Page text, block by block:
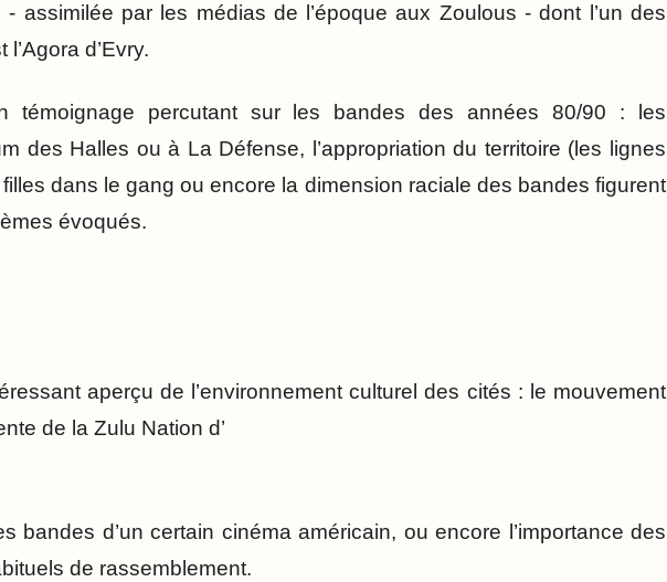
assimilée par les médias de l’époque aux Zoulous - dont l’un des
d’Evry.
témoignage percutant sur les bandes des années 80/90 : les
des Halles ou à La Défense, l’appropriation du territoire (les lignes
dans le gang ou encore la dimension raciale des bandes figurent
évoqués.
aperçu de l’environnement culturel des cités : le mouvement
de la Zulu Nation d’
bandes d’un certain cinéma américain, ou encore l’importance des
de rassemblement.